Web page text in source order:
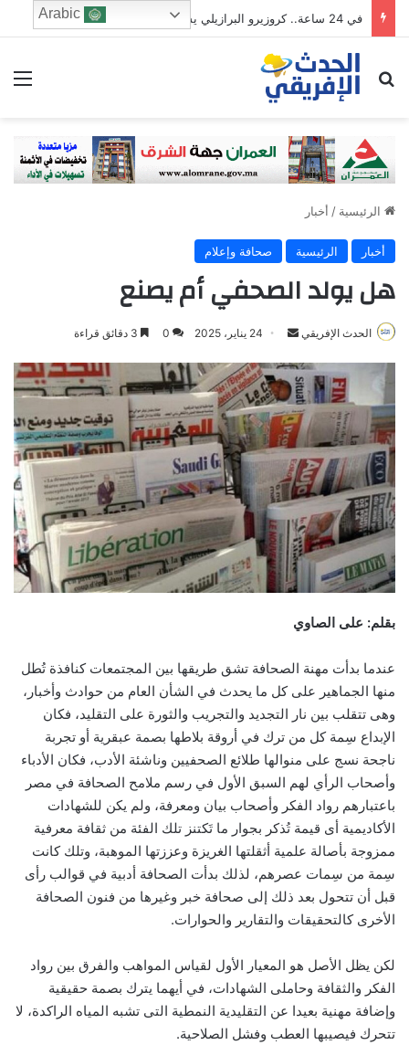
في 24 ساعة.. كروزيرو البرازيلي يستعير 3 لاعبين من الدوري السعودي في صفقة غير مسبوقة
ابحث عن
الرئيسية / أخبار
أخبار الرئيسية صحافة وإعلام
هل يولد الصحفي أم يصنع
الحدث الإفريقي
Send
email
24 يناير، 2025 0
بقلم: على الصاوي
عندما بدأت مهنة الصحافة تشق طريقها بين المجتمعات كنافذة تُطل
منها الجماهير على كل ما يحدث في الشأن العام من حوادث وأخبار،
وهى تتقلب بين نار التجديد والتجريب والثورة على التقليد، فكان
الإبداع سِمة كل من ترك في أروقة بلاطها بصمة عبقرية أو تجربة
ناجحة نسج على منوالها طلائع الصحفيين وناشئة الأدب، فكان الأدباء
وأصحاب الرأي لهم السبق الأول في رسم ملامح الصحافة في مصر
باعتبارهم رواد الفكر وأصحاب بيان ومعرفة، ولم يكن للشهادات
الأكاديمية أى قيمة تُذكر بجوار ما تَكتنز تلك الفئة من ثقافة معرفية
ممزوجة بأصالة علمية أثقلتها الغريزة وعززتها الموهبة، وتلك كانت
سِمة من سِمات عصرهم، لذلك بدأت الصحافة أدبية في قوالب رأى
قبل أن تتحول بعد ذلك إلى صحافة خبر وغيرها من فنون الصحافة
الأخرى كالتحقيقات والتقارير والحوارات.
لكن يظل الأصل هو المعيار الأول لقياس المواهب والفرق بين رواد
الفكر والثقافة وحاملى الشهادات، في أيهما يترك بصمة حقيقية
وإضافة مهنية بعيدا عن التقليدية النمطية التى تشبه المياه الراكدة، لا
تتحرك فيصيبها العطب وفشل الصلاحية.
Arabic